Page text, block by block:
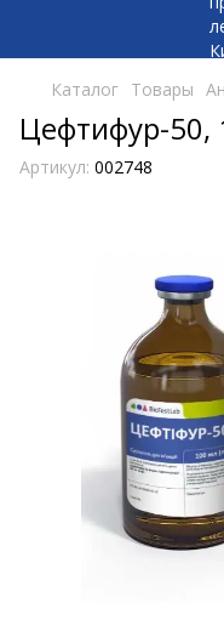
Каталог Товары
Цефтифур-50,
Артикул: 002748